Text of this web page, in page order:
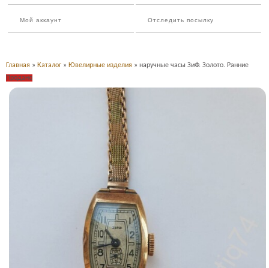
Мой аккаунт Отследить посылку
Главная » Каталог » Ювелирные изделия » наручные часы ЗиФ. Золото. Ранние
Продано